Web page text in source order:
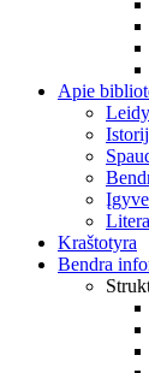
Apie
Kraštotyra
Bendra